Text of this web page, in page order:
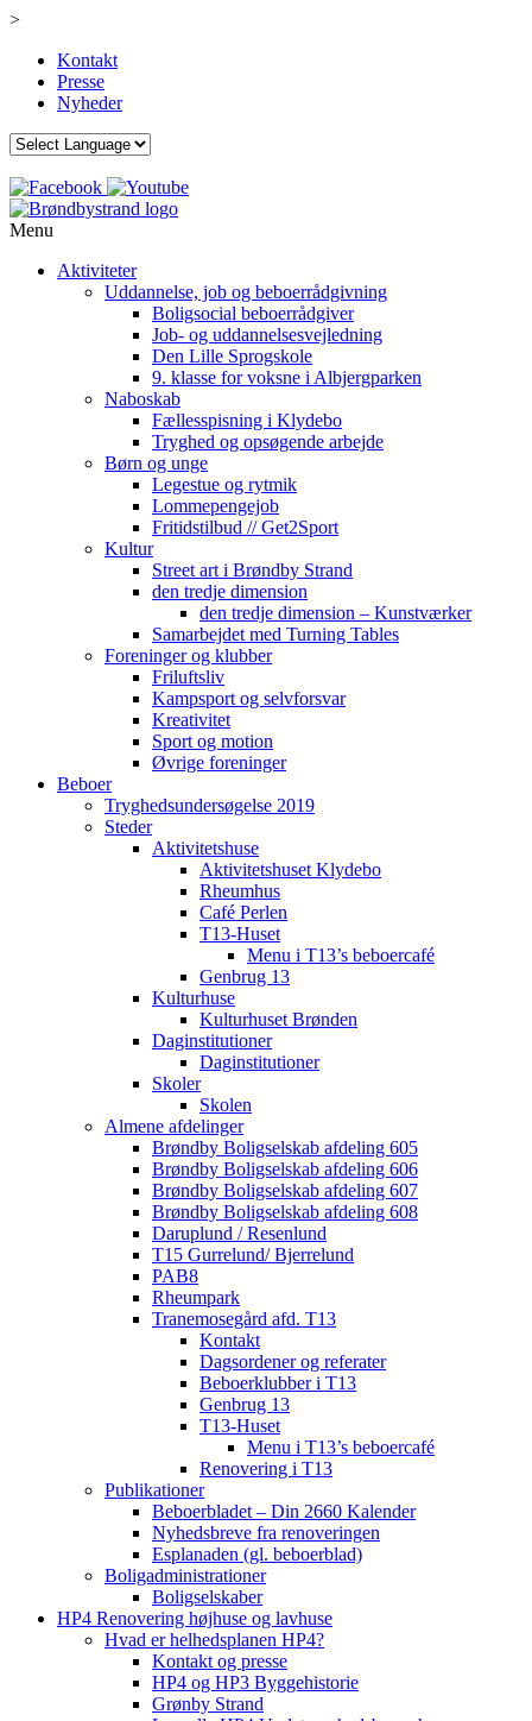
>
Kontakt
Presse
Nyheder
Menu
Aktiviteter
Uddannelse, job og beboerrådgivning
Boligsocial beboerrådgiver
Job- og uddannelsesvejledning
Den Lille Sprogskole
9. klasse for voksne i Albjergparken
Naboskab
Fællesspisning i Klydebo
Tryghed og opsøgende arbejde
Børn og unge
Legestue og rytmik
Lommepengejob
Fritidstilbud // Get2Sport
Kultur
Street art i Brøndby Strand
den tredje dimension
den tredje dimension – Kunstværker
Samarbejdet med Turning Tables
Foreninger og klubber
Friluftsliv
Kampsport og selvforsvar
Kreativitet
Sport og motion
Øvrige foreninger
Beboer
Tryghedsundersøgelse 2019
Steder
Aktivitetshuse
Aktivitetshuset Klydebo
Rheumhus
Café Perlen
T13-Huset
Menu i T13’s beboercafé
Genbrug 13
Kulturhuse
Kulturhuset Brønden
Daginstitutioner
Daginstitutioner
Skoler
Skolen
Almene afdelinger
Brøndby Boligselskab afdeling 605
Brøndby Boligselskab afdeling 606
Brøndby Boligselskab afdeling 607
Brøndby Boligselskab afdeling 608
Daruplund / Resenlund
T15 Gurrelund/ Bjerrelund
PAB8
Rheumpark
Tranemosegård afd. T13
Kontakt
Dagsordener og referater
Beboerklubber i T13
Genbrug 13
T13-Huset
Menu i T13’s beboercafé
Renovering i T13
Publikationer
Beboerbladet – Din 2660 Kalender
Nyhedsbreve fra renoveringen
Esplanaden (gl. beboerblad)
Boligadministrationer
Boligselskaber
HP4 Renovering højhuse og lavhuse
Hvad er helhedsplanen HP4?
Kontakt og presse
HP4 og HP3 Byggehistorie
Grønby Strand